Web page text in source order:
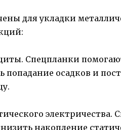
для укладки
Спецпланки
осадков и
электричества.
накопление